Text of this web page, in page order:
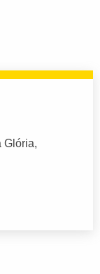
Glória,